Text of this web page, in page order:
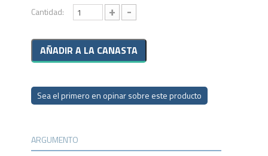
Cantidad: + -
Sea el primero en opinar sobre este producto
ARGUMENTO